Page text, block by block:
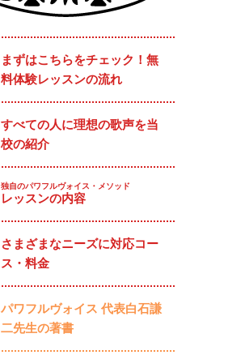
まずはこちらをチェック！無
料体験レッスンの流れ
すべての人に理想の歌声を当
校の紹介
独自のパワフルヴォイス・メソッド
レッスンの内容
さまざまなニーズに対応コー
ス・料金
パワフルヴォイス 代表白石謙
二先生の著書